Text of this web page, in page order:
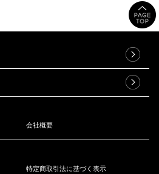
会社概要
特定商取引法に基づく表示